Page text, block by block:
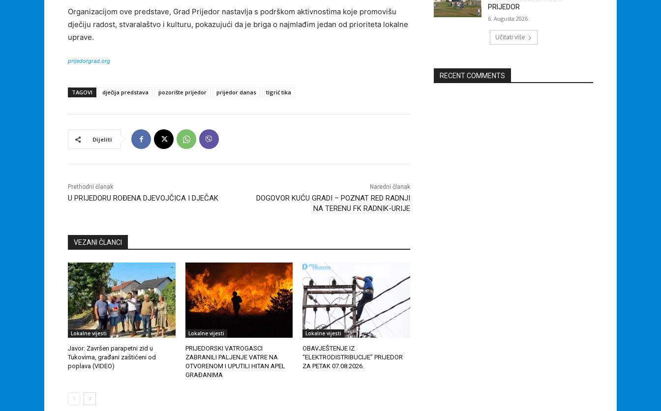
Organizacijom ove predstave, Grad Prijedor nastavlja s podrškom aktivnostima koje promovišu
dječiju radost, stvaralaštvo i kulturu, pokazujući da je briga o najmlađim jedan od prioriteta lokalne
uprave.
prijedorgrad.org
TAGOVI dječija predstava pozorište prijedor prijedor danas tigrić tika
Dijeliti
Prethodni članak
U PRIJEDORU ROĐENA DJEVOJČICA I DJEČAK
Naredni članak
DOGOVOR KUĆU GRADI – POZNAT RED RADNJI
NA TERENU FK RADNIK-URIJE
VEZANI ČLANCI
Lokalne vijesti
Javor: Završen parapetni zid u
Tukovima, građani zaštićeni od
poplava (VIDEO)
Lokalne vijesti
PRIJEDORSKI VATROGASCI
ZABRANILI PALJENJE VATRE NA
OTVORENOM I UPUTILI HITAN APEL
GRAĐANIMA
Lokalne vijesti
OBAVJEŠTENJE IZ
“ELEKTRODISTRIBUCIJE” PRIJEDOR
ZA PETAK 07.08.2026.
PRIJEDOR
6. Augusta 2026.
Učitati više
RECENT COMMENTS